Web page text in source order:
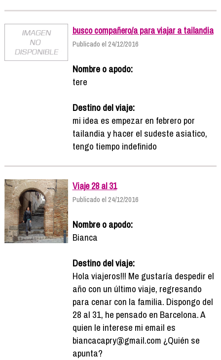
busco compañero/a para viajar a tailandia
Publicado el 24/12/2016
Nombre o apodo:
tere
Destino del viaje:
mi idea es empezar en febrero por
tailandia y hacer el sudeste asiatico,
tengo tiempo indefinido
Viaje 28 al 31
Publicado el 24/12/2016
Nombre o apodo:
Bianca
Destino del viaje:
Hola viajeros!!! Me gustaría despedir el
año con un último viaje, regresando
para cenar con la familia. Dispongo del
28 al 31, he pensado en Barcelona. A
quien le interese mi email es
biancacapry@gmail.com ¿Quién se
apunta?